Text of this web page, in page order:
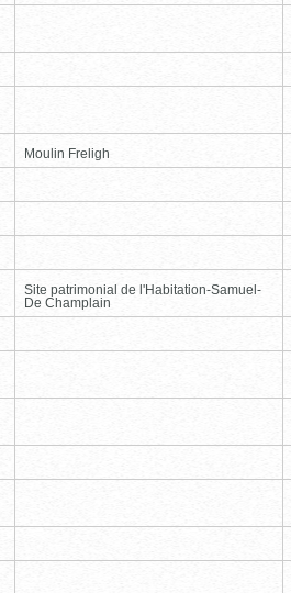
Moulin Freligh
Site patrimonial de l'Habitation-Samuel-
De Champlain